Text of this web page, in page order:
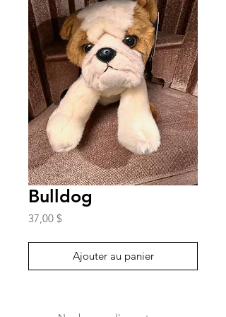
Bulldog
37,00 $
Ajouter au panier